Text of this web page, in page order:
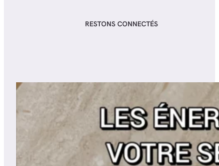
RESTONS CONNECTÉS